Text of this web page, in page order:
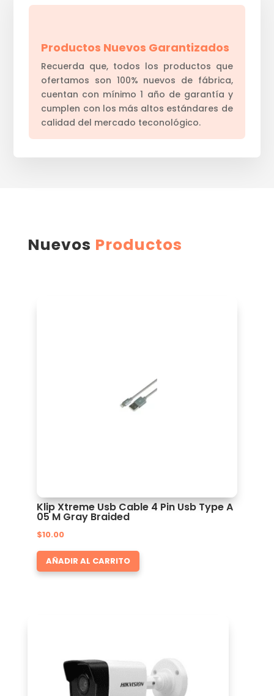
Productos Nuevos Garantizados
Recuerda que, todos los productos que
ofertamos son 100% nuevos de fábrica,
cuentan con mínimo 1 año de garantía y
cumplen con los más altos estándares de
calidad del mercado teconológico.
Nuevos Productos
Klip Xtreme Usb Cable 4 Pin Usb Type A
05 M Gray Braided
$10.00
AÑADIR AL CARRITO